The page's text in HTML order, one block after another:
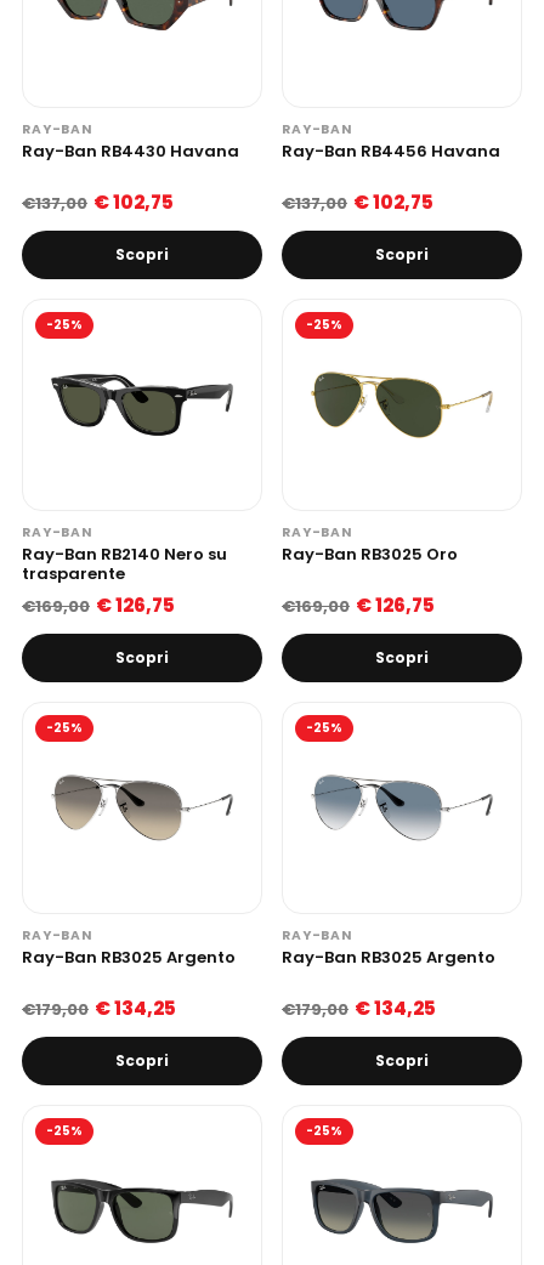
RAY-BAN
Ray-Ban RB4430 Havana
€137,00 € 102,75
Scopri
RAY-BAN
Ray-Ban RB4456 Havana
€137,00 € 102,75
Scopri
-25%
RAY-BAN
Ray-Ban RB2140 Nero su
trasparente
€169,00 € 126,75
Scopri
-25%
RAY-BAN
Ray-Ban RB3025 Oro
€169,00 € 126,75
Scopri
-25%
RAY-BAN
Ray-Ban RB3025 Argento
€179,00 € 134,25
Scopri
-25%
RAY-BAN
Ray-Ban RB3025 Argento
€179,00 € 134,25
Scopri
-25% -25%